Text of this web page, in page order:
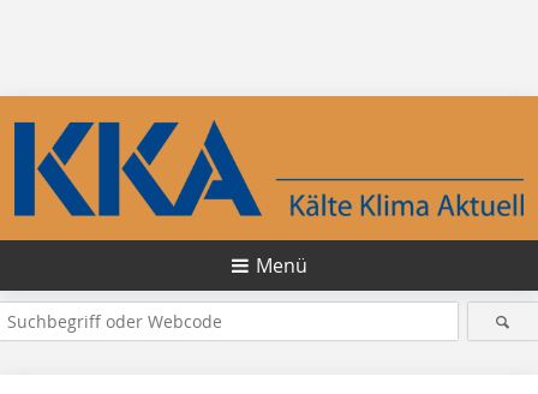
Menü